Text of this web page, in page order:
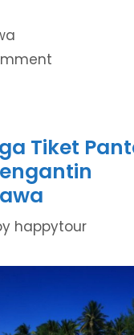
Tiket
happytour